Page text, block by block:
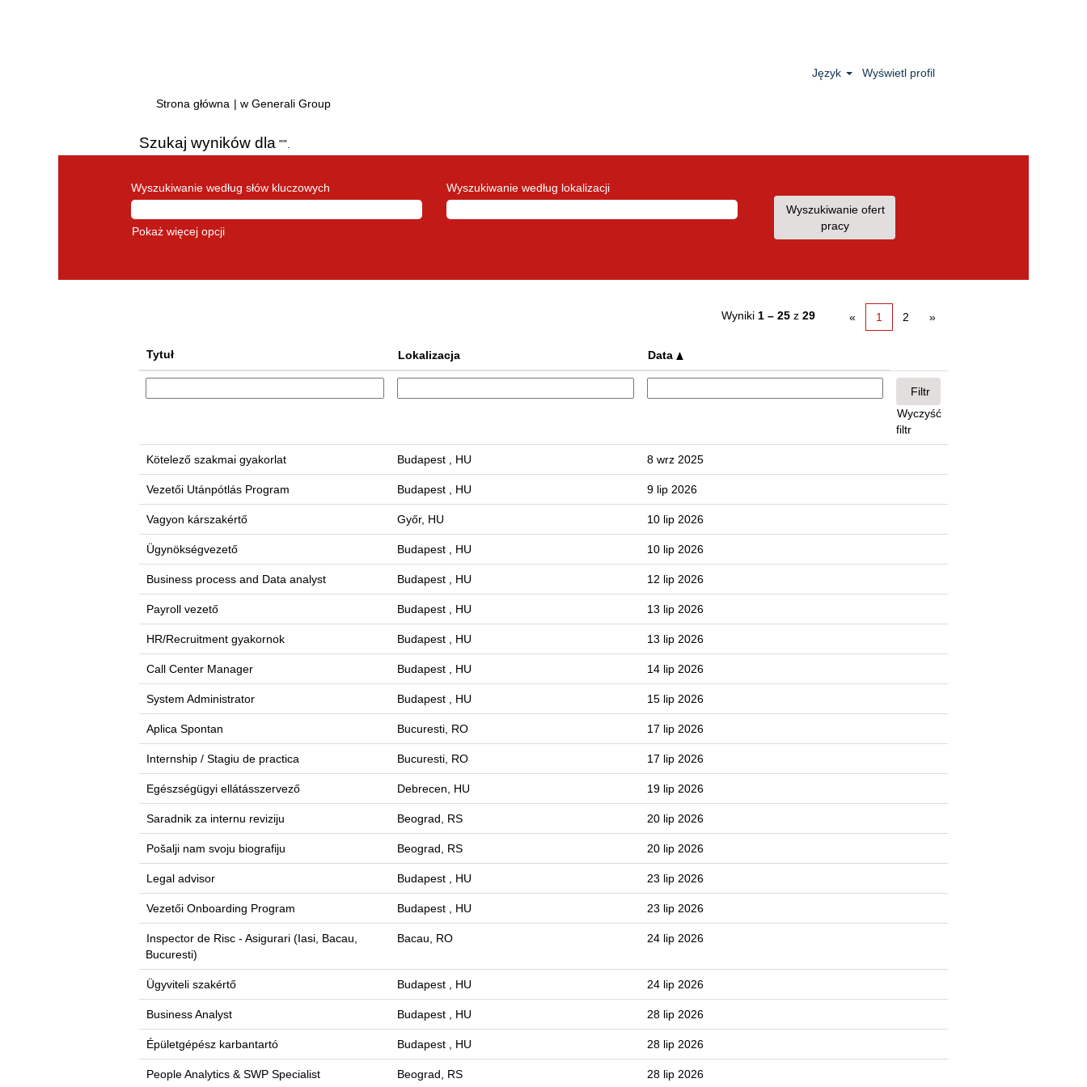
Język Wyświetl profil
Strona główna | w Generali Group(bieżąca
Szukaj wyników dla "".
Wyszukiwanie według słów kluczowych Wyszukiwanie według lokalizacji
Pokaż więcej opcji
Wyniki 1 – 25 z 29 « 1 2 »
Tytuł Lokalizacja Data
Wyczyść
filtr
Kötelező szakmai gyakorlat Budapest , HU 8 wrz 2025
Vezetői Utánpótlás Program Budapest , HU 9 lip 2026
Vagyon kárszakértő Győr, HU 10 lip 2026
Ügynökségvezető Budapest , HU 10 lip 2026
Business process and Data analyst Budapest , HU 12 lip 2026
Payroll vezető Budapest , HU 13 lip 2026
HR/Recruitment gyakornok Budapest , HU 13 lip 2026
Call Center Manager Budapest , HU 14 lip 2026
System Administrator Budapest , HU 15 lip 2026
Aplica Spontan Bucuresti, RO 17 lip 2026
Internship / Stagiu de practica Bucuresti, RO 17 lip 2026
Egészségügyi ellátásszervező Debrecen, HU 19 lip 2026
Saradnik za internu reviziju Beograd, RS 20 lip 2026
Pošalji nam svoju biografiju Beograd, RS 20 lip 2026
Legal advisor Budapest , HU 23 lip 2026
Vezetői Onboarding Program Budapest , HU 23 lip 2026
Inspector de Risc - Asigurari (Iasi, Bacau,
Bucuresti)
Bacau, RO 24 lip 2026
Ügyviteli szakértő Budapest , HU 24 lip 2026
Business Analyst Budapest , HU 28 lip 2026
Épületgépész karbantartó Budapest , HU 28 lip 2026
People Analytics & SWP Specialist Beograd, RS 28 lip 2026